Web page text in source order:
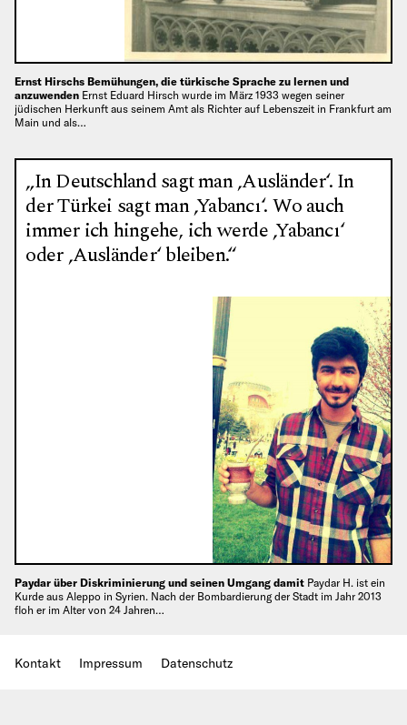
Ernst Hirschs Bemühungen, die türkische Sprache zu lernen und
anzuwenden Ernst Eduard Hirsch wurde im März 1933 wegen seiner
jüdischen Herkunft aus seinem Amt als Richter auf Lebenszeit in Frankfurt am
Main und als…
„In Deutschland sagt man ‚Ausländer‘. In
der Türkei sagt man ‚Yabancı‘. Wo auch
immer ich hingehe, ich werde ‚Yabancı‘
oder ‚Ausländer‘ bleiben.“
Paydar über Diskriminierung und seinen Umgang damit Paydar H. ist ein
Kurde aus Aleppo in Syrien. Nach der Bombardierung der Stadt im Jahr 2013
floh er im Alter von 24 Jahren…
Kontakt Impressum Datenschutz